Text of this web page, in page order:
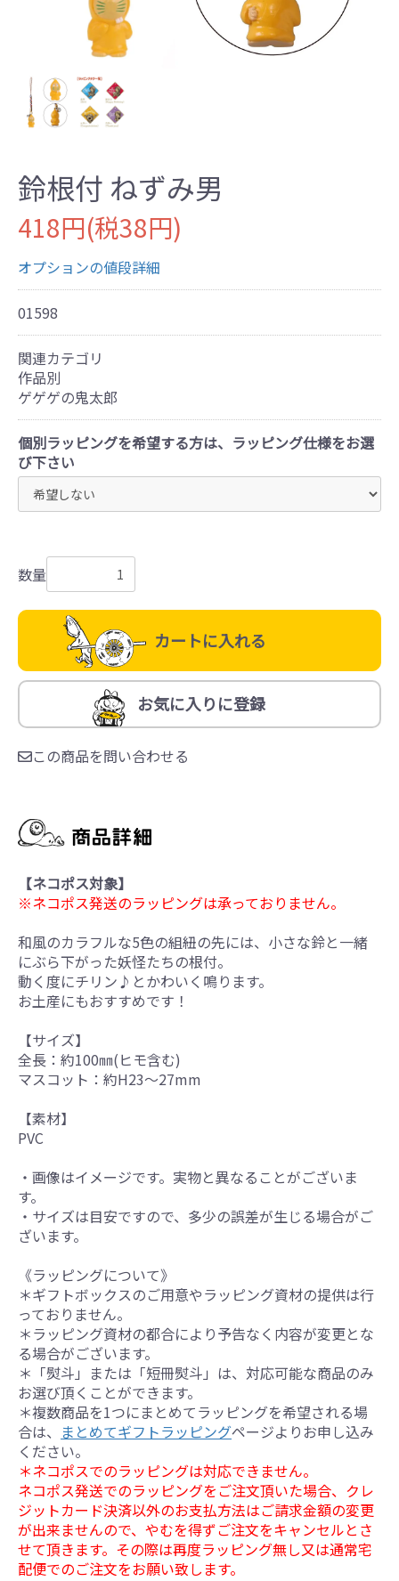
鈴根付 ねずみ男
418円(税38円)
オプションの値段詳細
01598
関連カテゴリ
作品別
ゲゲゲの鬼太郎
個別ラッピングを希望する方は、ラッピング仕様をお選
び下さい
数量
カートに入れる
お気に入りに登録
この商品を問い合わせる
【ネコポス対象】
※ネコポス発送のラッピングは承っておりません。
和風のカラフルな5色の組紐の先には、小さな鈴と一緒
にぶら下がった妖怪たちの根付。
動く度にチリン♪とかわいく鳴ります。
お土産にもおすすめです！
【サイズ】
全長：約100㎜(ヒモ含む)
マスコット：約H23～27mm
【素材】
PVC
・画像はイメージです。実物と異なることがございま
す。
・サイズは目安ですので、多少の誤差が生じる場合がご
ざいます。
《ラッピングについて》
＊ギフトボックスのご用意やラッピング資材の提供は行
っておりません。
＊ラッピング資材の都合により予告なく内容が変更とな
る場合がございます。
＊「熨斗」または「短冊熨斗」は、対応可能な商品のみ
お選び頂くことができます。
＊複数商品を1つにまとめてラッピングを希望される場
合は、 まとめてギフトラッピングページよりお申し込み
ください。
＊ネコポスでのラッピングは対応できません。
ネコポス発送でのラッピングをご注文頂いた場合、クレ
ジットカード決済以外のお支払方法はご請求金額の変更
が出来ませんので、やむを得ずご注文をキャンセルとさ
せて頂きます。その際は再度ラッピング無し又は通常宅
配便でのご注文をお願い致します。